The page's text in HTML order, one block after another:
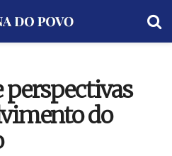
perspectivas
do